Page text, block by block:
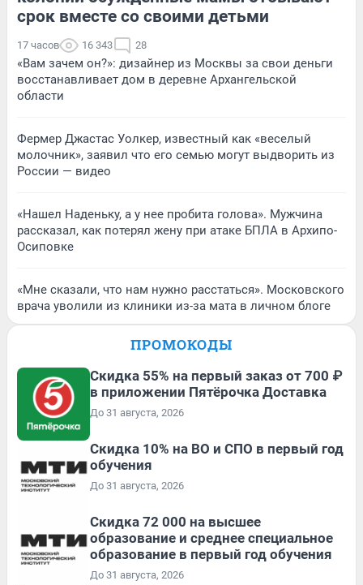
срок вместе со своими детьми
17 часов 16 343 28
«Вам зачем он?»: дизайнер из Москвы за свои деньги
восстанавливает дом в деревне Архангельской
области
Фермер Джастас Уолкер, известный как «веселый
молочник», заявил что его семью могут выдворить из
России — видео
«Нашел Наденьку, а у нее пробита голова». Мужчина
рассказал, как потерял жену при атаке БПЛА в Архипо-
Осиповке
«Мне сказали, что нам нужно расстаться». Московского
врача уволили из клиники из-за мата в личном блоге
ПРОМОКОДЫ
Скидка 55% на первый заказ от 700 ₽
в приложении Пятёрочка Доставка
До 31 августа, 2026
Скидка 10% на ВО и СПО в первый год
обучения
До 31 августа, 2026
Скидка 72 000 на высшее
образование и среднее специальное
образование в первый год обучения
До 31 августа, 2026